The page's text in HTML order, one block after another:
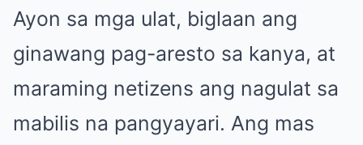
Ayon sa mga ulat, biglaan ang
ginawang pag-aresto sa kanya, at
maraming netizens ang nagulat sa
mabilis na pangyayari. Ang mas